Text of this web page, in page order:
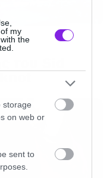
my
the
storage
on web or
sent to
του Sid